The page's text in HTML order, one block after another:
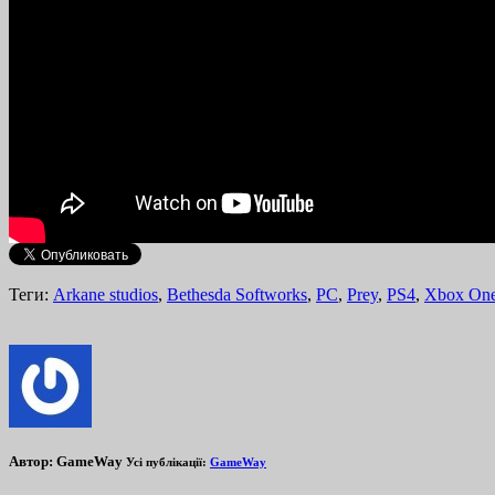
Теги: Arkane studios, Bethesda Softworks, PC, Prey, PS4, Xbox
Автор: GameWay Усі публікації: GameWay